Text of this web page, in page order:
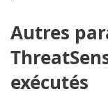
Autres
exécutés